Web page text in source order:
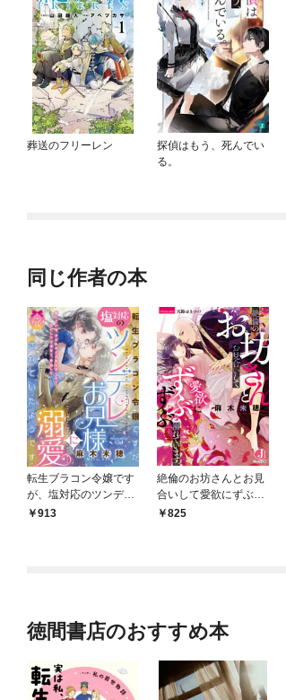
葬送のフリーレン
探偵はもう、死んでい
る。
同じ作者の本
転生ブラコン令嬢です
が、塩対応のツンデレ
お兄様に溺愛されてい
913
絶倫のお坊さんとお見
合いして愛欲にずぶず
ぶ溺れています。
825
徳間書店のおすすめ本